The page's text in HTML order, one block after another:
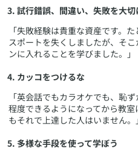
試行錯誤、間違い、失敗を大切
「失敗経験は貴重な資産です。
スポートを失くしましたが、そ
ンに入れることを学びました。」
カッコをつけるな
「英会話でもカラオケでも、恥
程度できるようになってから教
もそれで上達した人はいません。」
多様な手段を使って学ぼう